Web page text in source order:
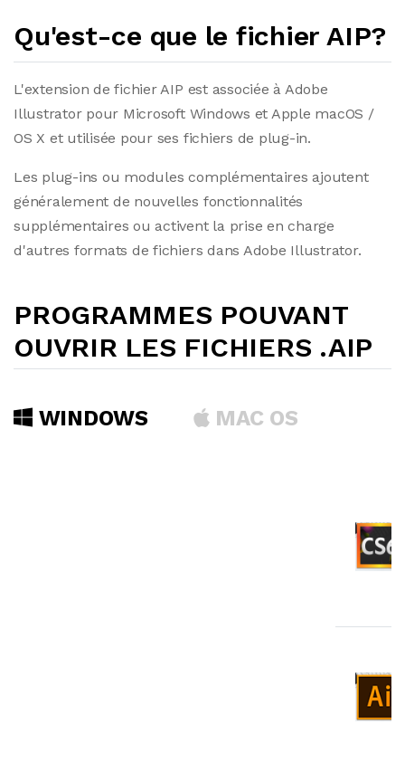
Qu'est-ce que le fichier AIP?
L'extension de fichier AIP est associée à Adobe
Illustrator pour Microsoft Windows et Apple macOS /
OS X et utilisée pour ses fichiers de plug-in.
Les plug-ins ou modules complémentaires ajoutent
généralement de nouvelles fonctionnalités
supplémentaires ou activent la prise en charge
d'autres formats de fichiers dans Adobe Illustrator.
PROGRAMMES POUVANT
OUVRIR LES FICHIERS .AIP
WINDOWS MAC OS